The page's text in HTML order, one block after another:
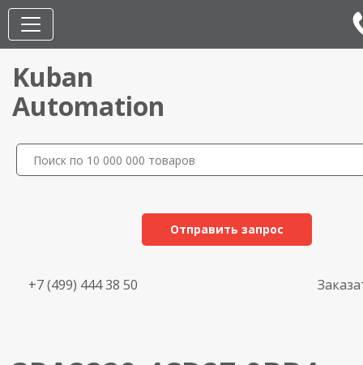
Kuban
Automation
Отправить запрос
+7 (499) 444 38 50